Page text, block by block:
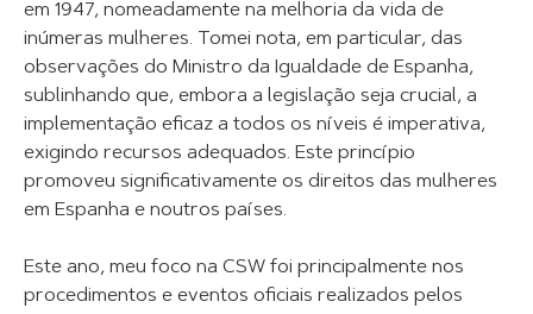
em 1947, nomeadamente na melhoria da vida de
inúmeras mulheres. Tomei nota, em particular, das
observações do Ministro da Igualdade de Espanha,
sublinhando que, embora a legislação seja crucial, a
implementação eficaz a todos os níveis é imperativa,
exigindo recursos adequados. Este princípio
promoveu significativamente os direitos das mulheres
em Espanha e noutros países.
Este ano, meu foco na CSW foi principalmente nos
procedimentos e eventos oficiais realizados pelos